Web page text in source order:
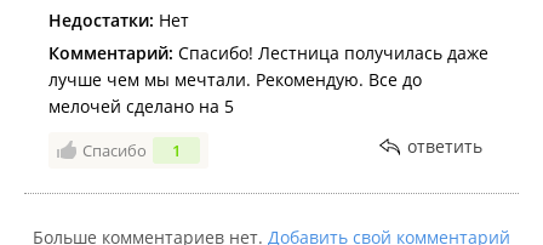
Недостатки: Нет
Комментарий: Спасибо! Лестница получилась даже
лучше чем мы мечтали. Рекомендую. Все до
мелочей сделано на 5
Спасибо 1 ответить
Больше комментариев нет. Добавить свой комментарий